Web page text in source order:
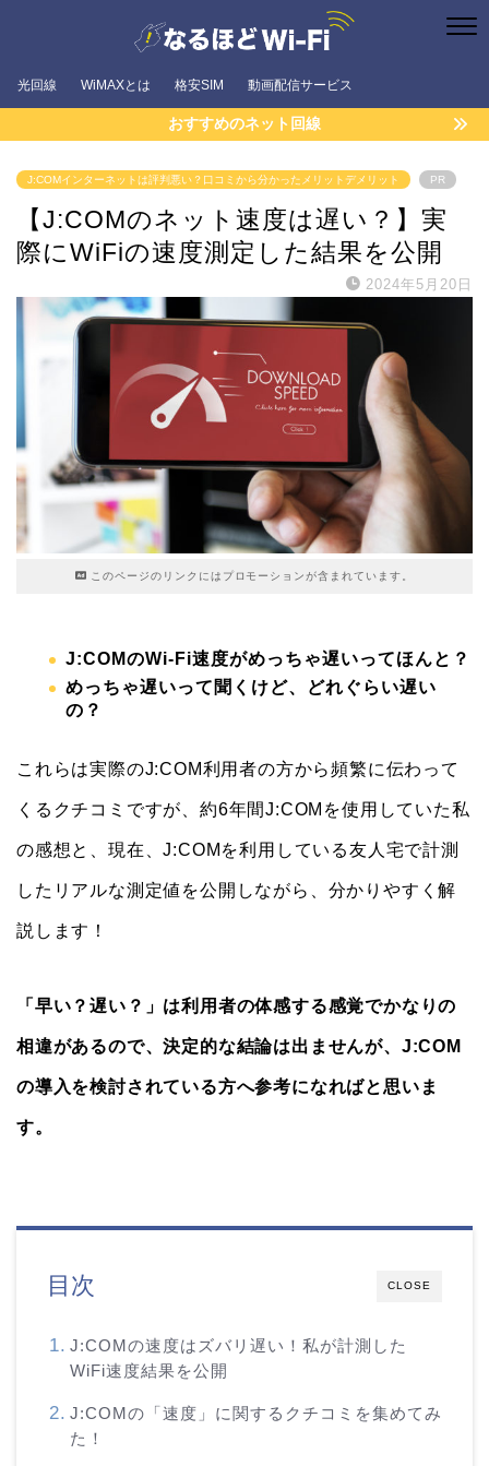
光回線 WiMAXとは 格安SIM 動画配信サービス
おすすめのネット回線
J:COMインターネットは評判悪い？口コミから分かったメリットデメリット PR
【J:COMのネット速度は遅い？】実
際にWiFiの速度測定した結果を公開
2024年5月20日
このページのリンクにはプロモーションが含まれています。
J:COMのWi-Fi速度がめっちゃ遅いってほんと？
めっちゃ遅いって聞くけど、どれぐらい遅い
の？
これらは実際のJ:COM利用者の方から頻繁に伝わって
くるクチコミですが、約6年間J:COMを使用していた私
の感想と、現在、J:COMを利用している友人宅で計測
したリアルな測定値を公開しながら、分かりやすく解
説します！
「早い？遅い？」は利用者の体感する感覚でかなりの
相違があるので、決定的な結論は出ませんが、J:COM
の導入を検討されている方へ参考になればと思いま
す。
CLOSE
目次
J:COMの速度はズバリ遅い！私が計測した
WiFi速度結果を公開
J:COMの「速度」に関するクチコミを集めてみ
た！